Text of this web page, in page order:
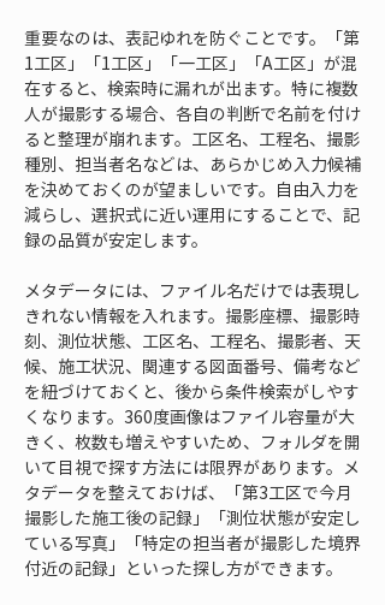
重要なのは、表記ゆれを防ぐことです。「第
1工区」「1工区」「一工区」「A工区」が混
在すると、検索時に漏れが出ます。特に複数
人が撮影する場合、各自の判断で名前を付け
ると整理が崩れます。工区名、工程名、撮影
種別、担当者名などは、あらかじめ入力候補
を決めておくのが望ましいです。自由入力を
減らし、選択式に近い運用にすることで、記
録の品質が安定します。
メタデータには、ファイル名だけでは表現し
きれない情報を入れます。撮影座標、撮影時
刻、測位状態、工区名、工程名、撮影者、天
候、施工状況、関連する図面番号、備考など
を紐づけておくと、後から条件検索がしやす
くなります。360度画像はファイル容量が大
きく、枚数も増えやすいため、フォルダを開
いて目視で探す方法には限界があります。メ
タデータを整えておけば、「第3工区で今月
撮影した施工後の記録」「測位状態が安定し
ている写真」「特定の担当者が撮影した境界
付近の記録」といった探し方ができます。